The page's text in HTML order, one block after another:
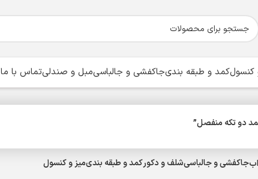
کنسولکمد و طبقه بندیجاکفشی و جالباسیمبل و صندلیتماس با ما
دو تکه منفصل”
جاکفشی و جالباسیشلف و دکورکمد و طبقه بندیمیز و کنسول